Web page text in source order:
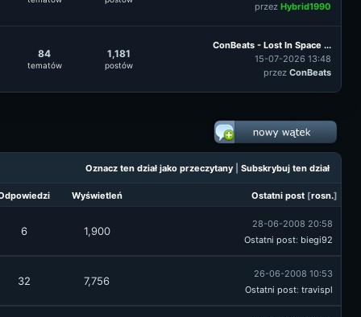
przez Hybrid1990
84
tematów
1,181
postów
ConBeats - Lost In Space ...
15-07-2026 13:48
przez ConBeats
Oznacz ten dział jako przeczytany Subskrybuj ten dział
Wyświetleń Ostatni post [rosn.]
6 1,900
28-06-2008 20:58
Ostatni post: biegi92
32 7,756
26-06-2008 10:53
Ostatni post: travispl